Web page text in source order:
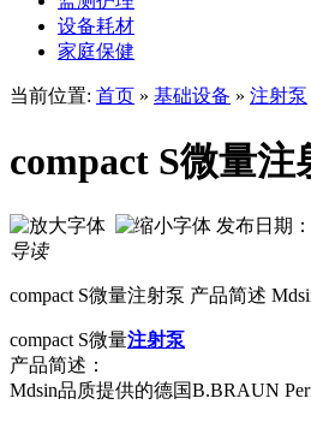
设备耗材
家庭保健
当前位置: 首页 » 基础设备 » 注射泵
compact S微量
发布日期
导读
compact S微量注射泵 产品简述
compact S微量注射泵
产品简述：
Mdsin品质提供的德国B.BRAUN